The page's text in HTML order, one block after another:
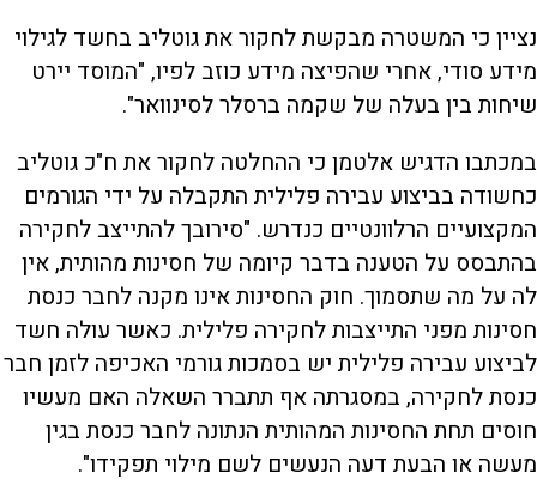
נציין כי המשטרה מבקשת לחקור את גוטליב בחשד לגילוי
מידע סודי, אחרי שהפיצה מידע כוזב לפיו, "המוסד יירט
שיחות בין בעלה של שקמה ברסלר לסינוואר".
במכתבו הדגיש אלטמן כי ההחלטה לחקור את ח"כ גוטליב
כחשודה בביצוע עבירה פלילית התקבלה על ידי הגורמים
המקצועיים הרלוונטיים כנדרש. "סירובך להתייצב לחקירה
בהתבסס על הטענה בדבר קיומה של חסינות מהותית, אין
לה על מה שתסמוך. חוק החסינות אינו מקנה לחבר כנסת
חסינות מפני התייצבות לחקירה פלילית. כאשר עולה חשד
לביצוע עבירה פלילית יש בסמכות גורמי האכיפה לזמן חבר
כנסת לחקירה, במסגרתה אף תתברר השאלה האם מעשיו
חוסים תחת החסינות המהותית הנתונה לחבר כנסת בגין
מעשה או הבעת דעה הנעשים לשם מילוי תפקידו".